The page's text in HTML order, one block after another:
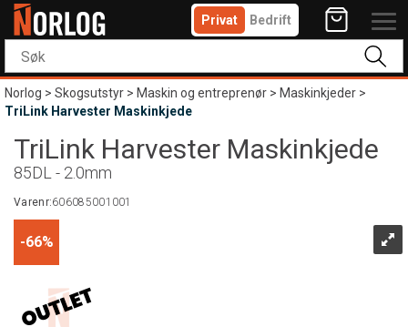
Privat Bedrift
Norlog>Skogsutstyr>Maskin og entreprenør>Maskinkjeder>
TriLink Harvester Maskinkjede
TriLink Harvester Maskinkjede
85DL - 2.0mm
Varenr:606085001001
66%